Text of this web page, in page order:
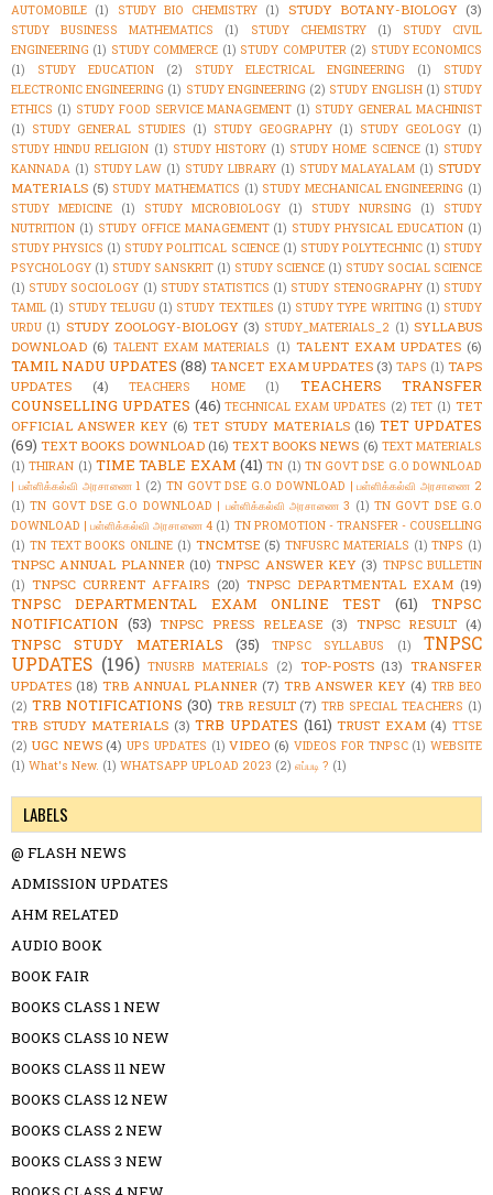
AUTOMOBILE (1) STUDY BIO CHEMISTRY (1) STUDY BOTANY-BIOLOGY (3)
STUDY BUSINESS MATHEMATICS (1) STUDY CHEMISTRY (1)
STUDY CIVIL
ENGINEERING (1) STUDY COMMERCE (1) STUDY COMPUTER (2) STUDY ECONOMICS
(1)
STUDY EDUCATION (2) STUDY ELECTRICAL ENGINEERING (1)
STUDY
ELECTRONIC ENGINEERING (1) STUDY ENGINEERING (2) STUDY ENGLISH (1) STUDY
ETHICS (1) STUDY FOOD SERVICE MANAGEMENT (1) STUDY GENERAL MACHINIST
(1) STUDY GENERAL STUDIES (1) STUDY GEOGRAPHY (1) STUDY GEOLOGY (1)
STUDY HINDU RELIGION (1) STUDY HISTORY (1) STUDY HOME SCIENCE (1) STUDY
KANNADA (1) STUDY LAW (1) STUDY LIBRARY (1) STUDY MALAYALAM (1) STUDY
MATERIALS (5) STUDY MATHEMATICS (1) STUDY MECHANICAL ENGINEERING (1)
STUDY MEDICINE
(1) STUDY MICROBIOLOGY (1) STUDY NURSING (1)
STUDY
NUTRITION (1) STUDY OFFICE MANAGEMENT (1) STUDY PHYSICAL EDUCATION (1)
STUDY PHYSICS (1) STUDY POLITICAL SCIENCE (1) STUDY POLYTECHNIC (1) STUDY
PSYCHOLOGY (1) STUDY SANSKRIT (1) STUDY SCIENCE (1) STUDY SOCIAL SCIENCE
(1) STUDY SOCIOLOGY (1) STUDY STATISTICS (1) STUDY STENOGRAPHY (1) STUDY
TAMIL (1) STUDY TELUGU (1) STUDY TEXTILES (1) STUDY TYPE WRITING (1) STUDY
URDU (1) STUDY ZOOLOGY-BIOLOGY (3) STUDY_MATERIALS_2 (1) SYLLABUS
DOWNLOAD (6) TALENT EXAM MATERIALS (1) TALENT EXAM UPDATES (6)
TAMIL NADU UPDATES (88) TANCET EXAM UPDATES (3) TAPS (1) TAPS
UPDATES
(4) TEACHERS HOME (1)
TEACHERS TRANSFER
COUNSELLING UPDATES (46) TECHNICAL EXAM UPDATES (2) TET (1) TET
OFFICIAL ANSWER KEY (6) TET STUDY MATERIALS (16) TET UPDATES
(69) TEXT BOOKS DOWNLOAD (16) TEXT BOOKS NEWS (6) TEXT MATERIALS
(1) THIRAN (1) TIME TABLE EXAM (41) TN (1) TN GOVT DSE G.O DOWNLOAD
| பள்ளிக்கல்வி அரசாணை 1 (2) TN GOVT DSE G.O DOWNLOAD | பள்ளிக்கல்வி அரசாணை 2
(1) TN GOVT DSE G.O DOWNLOAD | பள்ளிக்கல்வி அரசாணை 3 (1) TN GOVT DSE G.O
DOWNLOAD | பள்ளிக்கல்வி அரசாணை 4 (1) TN PROMOTION - TRANSFER - COUSELLING
(1) TN TEXT BOOKS ONLINE (1) TNCMTSE (5) TNFUSRC MATERIALS (1) TNPS (1)
TNPSC ANNUAL PLANNER (10) TNPSC ANSWER KEY (3) TNPSC BULLETIN
(1) TNPSC CURRENT AFFAIRS (20) TNPSC DEPARTMENTAL EXAM (19)
TNPSC DEPARTMENTAL EXAM ONLINE TEST (61)
TNPSC
NOTIFICATION (53) TNPSC PRESS RELEASE (3) TNPSC RESULT (4)
TNPSC STUDY MATERIALS (35) TNPSC SYLLABUS (1)
TNPSC
UPDATES (196) TNUSRB MATERIALS (2) TOP-POSTS (13) TRANSFER
UPDATES (18) TRB ANNUAL PLANNER (7) TRB ANSWER KEY (4) TRB BEO
(2) TRB NOTIFICATIONS (30) TRB RESULT (7) TRB SPECIAL TEACHERS (1)
TRB STUDY MATERIALS (3) TRB UPDATES (161) TRUST EXAM (4) TTSE
(2) UGC NEWS (4) UPS UPDATES (1) VIDEO (6) VIDEOS FOR TNPSC (1) WEBSITE
(1) What's New. (1) WHATSAPP UPLOAD 2023 (2) எப்படி ? (1)
LABELS
@ FLASH NEWS
ADMISSION UPDATES
AHM RELATED
AUDIO BOOK
BOOK FAIR
BOOKS CLASS 1 NEW
BOOKS CLASS 10 NEW
BOOKS CLASS 11 NEW
BOOKS CLASS 12 NEW
BOOKS CLASS 2 NEW
BOOKS CLASS 3 NEW